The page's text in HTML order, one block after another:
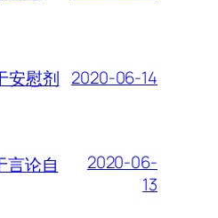
安慰剂 2020-06-14
言论自
2020-06-
13